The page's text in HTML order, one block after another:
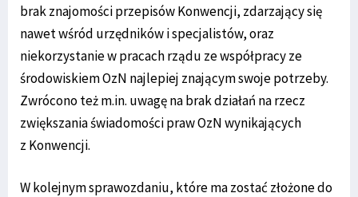
brak znajomości przepisów Konwencji, zdarzający się
nawet wśród urzędników i specjalistów, oraz
niekorzystanie w pracach rządu ze współpracy ze
środowiskiem OzN najlepiej znającym swoje potrzeby.
Zwrócono też m.in. uwagę na brak działań na rzecz
zwiększania świadomości praw OzN wynikających
z Konwencji.
W kolejnym sprawozdaniu, które ma zostać złożone do